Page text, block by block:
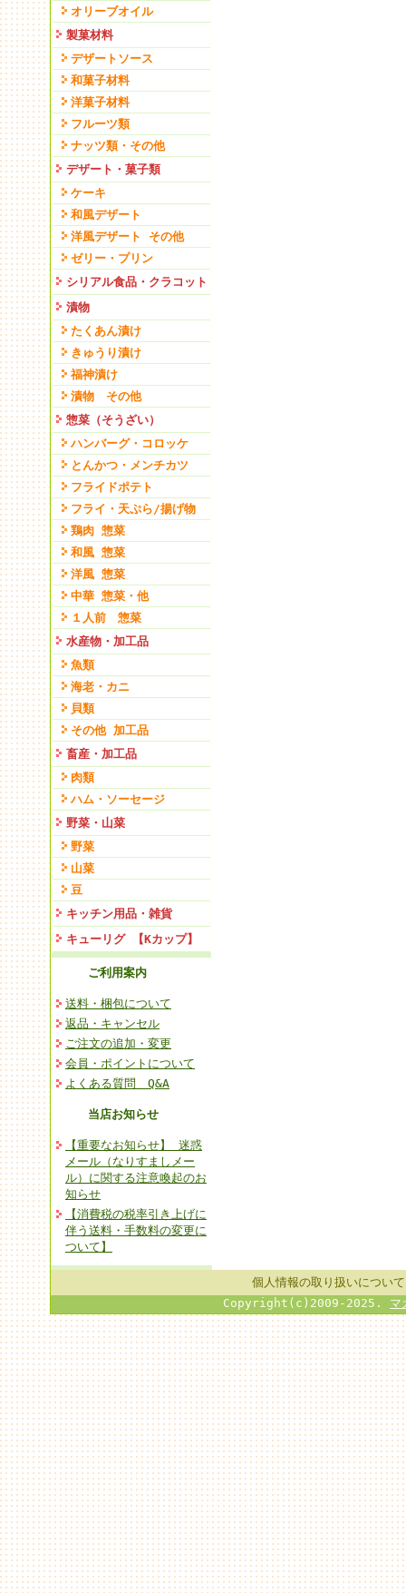
オリーブオイル
製菓材料
デザートソース
和菓子材料
洋菓子材料
フルーツ類
ナッツ類・その他
デザート・菓子類
ケーキ
和風デザート
洋風デザート その他
ゼリー・プリン
シリアル食品・クラコット
漬物
たくあん漬け
きゅうり漬け
福神漬け
漬物 その他
惣菜（そうざい）
ハンバーグ・コロッケ
とんかつ・メンチカツ
フライドポテト
フライ・天ぷら/揚げ物
鶏肉 惣菜
和風 惣菜
洋風 惣菜
中華 惣菜・他
１人前 惣菜
水産物・加工品
魚類
海老・カニ
貝類
その他 加工品
畜産・加工品
肉類
ハム・ソーセージ
野菜・山菜
野菜
山菜
豆
キッチン用品・雑貨
キューリグ 【Kカップ】
ご利用案内
送料・梱包について
返品・キャンセル
ご注文の追加・変更
会員・ポイントについて
よくある質問 Q&A
当店お知らせ
【重要なお知らせ】 迷惑
メール（なりすましメー
ル）に関する注意喚起のお
知らせ
【消費税の税率引き上げに
伴う送料・手数料の変更に
ついて】
個人情報の取り扱いについて
Copyright(c)2009-2025. マ